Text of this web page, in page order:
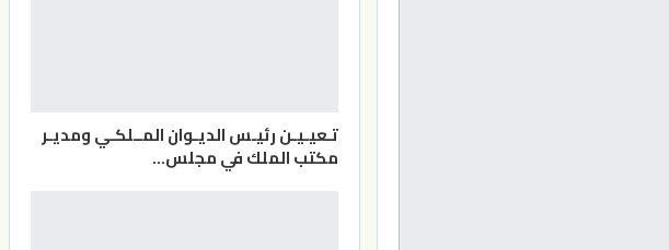
تـعيـيـن رئيـس الديـوان المــلكـي ومديـر
مكتب الملك في مجلس…